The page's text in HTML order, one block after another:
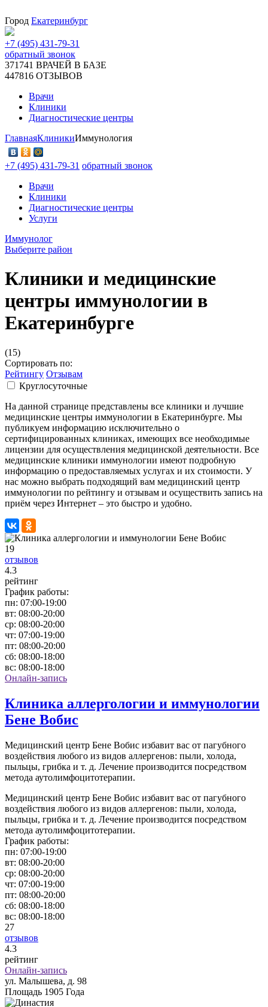
Город Екатеринбург
+7 (495) 431-79-31
обратный звонок
371741 ВРАЧЕЙ В БАЗЕ
447816 ОТЗЫВОВ
Врачи
Клиники
Диагностические центры
ГлавнаяКлиникиИммунология
+7 (495) 431-79-31 обратный звонок
Врачи
Клиники
Диагностические центры
Услуги
Иммунолог
Выберите район
Клиники и медицинские
центры иммунологии в
Екатеринбурге
(15)
Сортировать по:
Рейтингу Отзывам
Круглосуточные
На данной странице представлены все клиники и лучшие
медицинские центры иммунологии в Екатеринбурге. Мы
публикуем информацию исключительно о
сертифицированных клиниках, имеющих все необходимые
лицензии для осуществления медицинской деятельности. Все
медицинские клиники иммунологии имеют подробную
информацию о предоставляемых услугах и их стоимости. У
нас можно выбрать подходящий вам медицинский центр
иммунологии по рейтингу и отзывам и осуществить запись на
приём через Интернет – это быстро и удобно.
19
отзывов
4.3
рейтинг
График работы:
пн: 07:00-19:00
вт: 08:00-20:00
ср: 08:00-20:00
чт: 07:00-19:00
пт: 08:00-20:00
сб: 08:00-18:00
вс: 08:00-18:00
Онлайн-запись
Клиника аллергологии и иммунологии
Бене Вобис
Медицинский центр Бене Вобис избавит вас от пагубного
воздействия любого из видов аллергенов: пыли, холода,
пыльцы, грибка и т. д. Лечение производится посредством
метода аутолимфоцитотерапии.
Медицинский центр Бене Вобис избавит вас от пагубного
воздействия любого из видов аллергенов: пыли, холода,
пыльцы, грибка и т. д. Лечение производится посредством
метода аутолимфоцитотерапии.
График работы:
пн: 07:00-19:00
вт: 08:00-20:00
ср: 08:00-20:00
чт: 07:00-19:00
пт: 08:00-20:00
сб: 08:00-18:00
вс: 08:00-18:00
27
отзывов
4.3
рейтинг
Онлайн-запись
ул. Малышева, д. 98
Площадь 1905 Года